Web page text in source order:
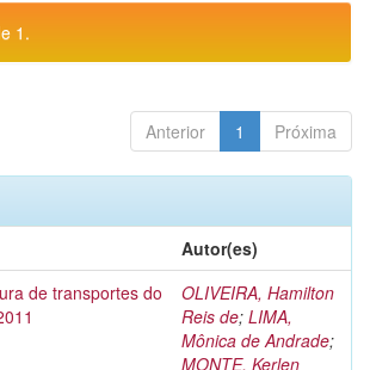
1.
Anterior 1 Próxima
Autor(es)
de transportes do
OLIVEIRA, Hamilton
Reis de; LIMA,
Mônica de Andrade;
MONTE, Kerlen